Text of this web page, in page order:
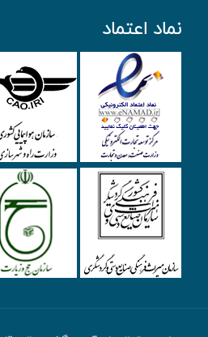
نماد اعتماد